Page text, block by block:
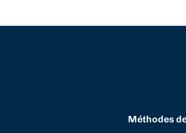
Méthodes